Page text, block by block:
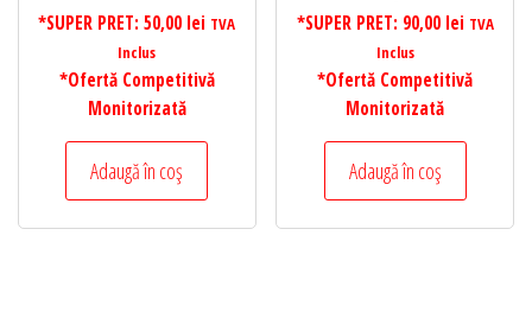
*SUPER PRET:50,00 lei TVA
Inclus
*Ofertă Competitivă
Monitorizată
Adaugă în coș
*SUPER PRET: 90,00 lei TVA
Inclus
*Ofertă Competitivă
Monitorizată
Adaugă în coș